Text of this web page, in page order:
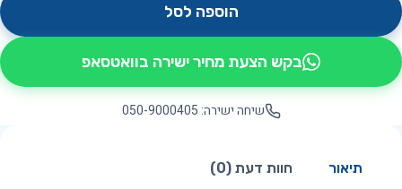
הוספה לסל
בקש הצעת מחיר ישירה בוואטסאפ
שיחה ישירה: 050-9000405
תיאור חוות דעת (0)